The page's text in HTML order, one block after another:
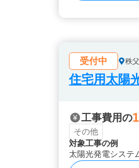
受付中 秩
住宅用太陽
工事費用の
その他
対象工事の例
太陽光発電システ